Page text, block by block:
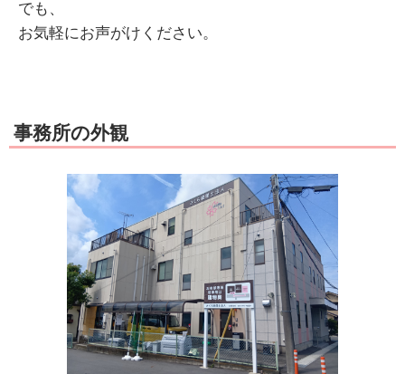
でも、
お気軽にお声がけください。
事務所の外観